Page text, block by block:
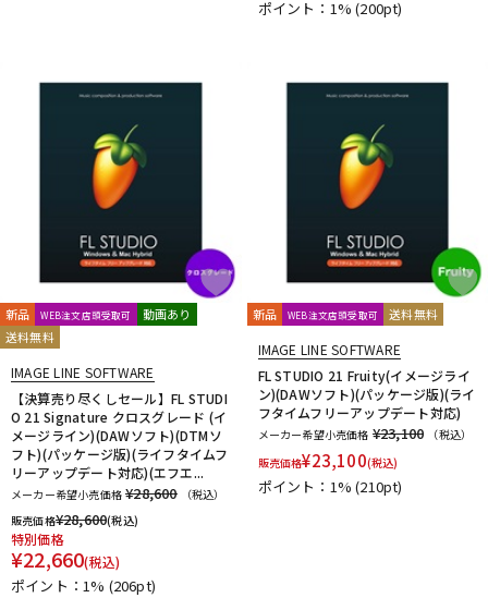
ポイント：1%(200pt)
新品 WEB注文店頭受取可
動画あり
送料無料
IMAGE LINE SOFTWARE
【決算売り尽くしセール】FL STUDI
O 21 Signature クロスグレード (イ
メージライン)(DAWソフト)(DTMソ
フト)(パッケージ版)(ライフタイムフ
リーアップデート対応)(エフエ...
メーカー希望小売価格 ¥28,600
（税込）
販売価格¥28,600(税込)
特別価格
¥22,660(税込)
ポイント：1% (206pt)
新品 WEB注文店頭受取可 送料無料
IMAGE LINE SOFTWARE
FL STUDIO 21 Fruity(イメージライ
ン)(DAWソフト)(パッケージ版)(ライ
フタイムフリーアップデート対応)
メーカー希望小売価格 ¥23,100
（税込）
販売価格¥23,100(税込)
ポイント：1%(210pt)